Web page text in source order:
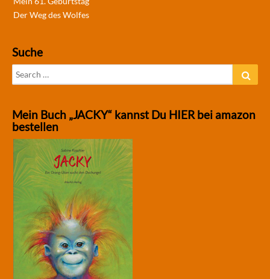
Der Weg des Wolfes
Suche
Search
for:
Mein Buch „JACKY“ kannst Du HIER bei amazon
bestellen